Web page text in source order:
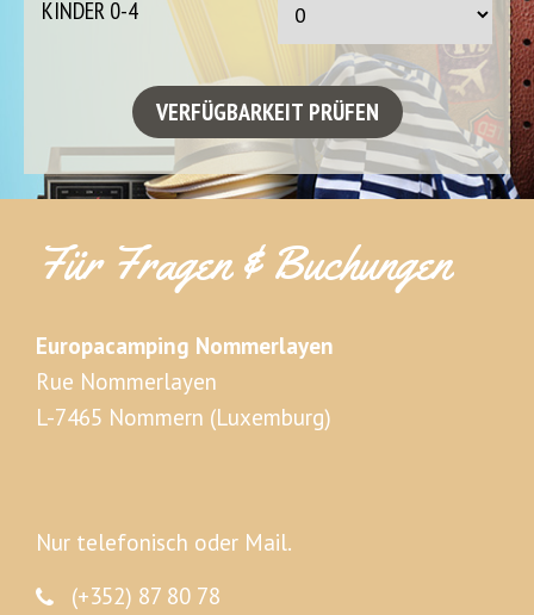
KINDER 0-4
Für Fragen & Buchungen
Europacamping Nommerlayen
Rue Nommerlayen
L-7465 Nommern (Luxemburg)
Nur telefonisch oder Mail.
(+352) 87 80 78